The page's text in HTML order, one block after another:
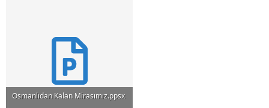
Osmanlıdan Kalan Mirasımız.ppsx